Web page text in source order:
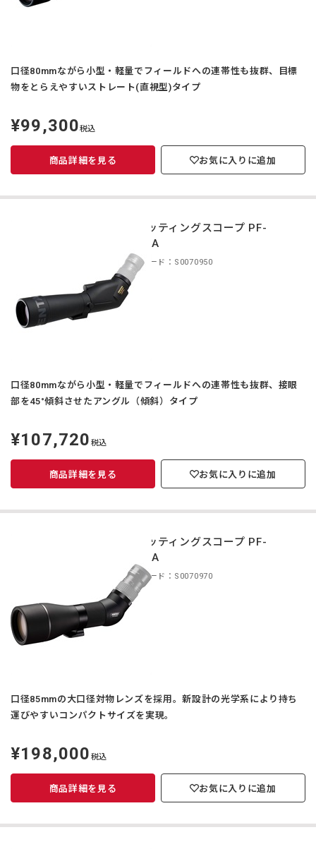
口径80mmながら小型・軽量でフィールドへの連帯性も抜群、目標
物をとらえやすいストレート(直視型)タイプ
定
価
¥99,300税込
商品詳細を見る お気に入りに追加
スポッティングスコープ PF-
80EDA
商品コード：S0070950
口径80mmながら小型・軽量でフィールドへの連帯性も抜群、接眼
部を45°傾斜させたアングル（傾斜）タイプ
定
価
¥107,720 税込
商品詳細を見る お気に入りに追加
スポッティングスコープ PF-
85EDA
商品コード：S0070970
口径85mmの大口径対物レンズを採用。新設計の光学系により持ち
運びやすいコンパクトサイズを実現。
定
価
¥198,000 税込
商品詳細を見る お気に入りに追加